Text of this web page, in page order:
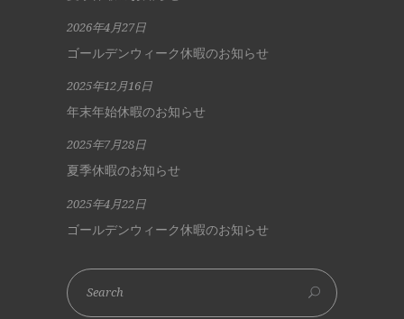
2026年4月27日
ゴールデンウィーク休暇のお知らせ
2025年12月16日
年末年始休暇のお知らせ
2025年7月28日
夏季休暇のお知らせ
2025年4月22日
ゴールデンウィーク休暇のお知らせ